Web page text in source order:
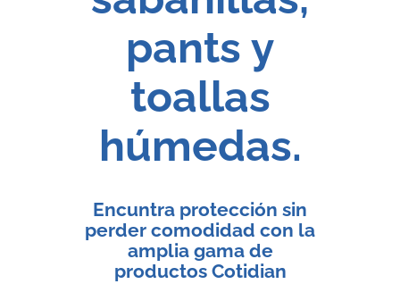
pants y
toallas
húmedas.
Encuntra protección sin
perder comodidad con la
amplia gama de
productos Cotidian